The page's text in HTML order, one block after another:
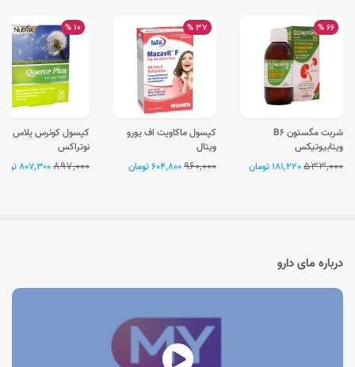
66 %
شربت مگستون B6
ویتابیوتیکس
533,000
37 %
کپسول ماکاویت اف یورو
ویتال
960,000
10 %
کپسول کوئرس پلاس
نوتراکس
897,000
درباره مای دارو